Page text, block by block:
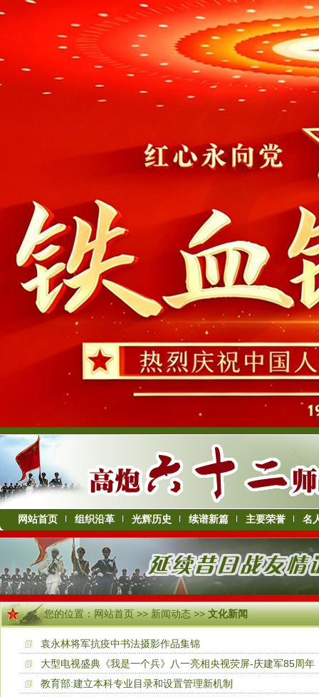
网站首页 组织沿革 光辉历史 续谱新篇 主要荣誉 名
您的位置：网站首页>>新闻动态>>文化新闻
袁永林将军抗疫中书法摄影作品集锦
大型电视盛典《我是一个兵》八一亮相央视荧屏-庆建军85周年
教育部:建立本科专业目录和设置管理新机制